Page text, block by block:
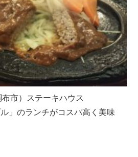
市）ステーキハウス
」のランチがコスパ高く美味